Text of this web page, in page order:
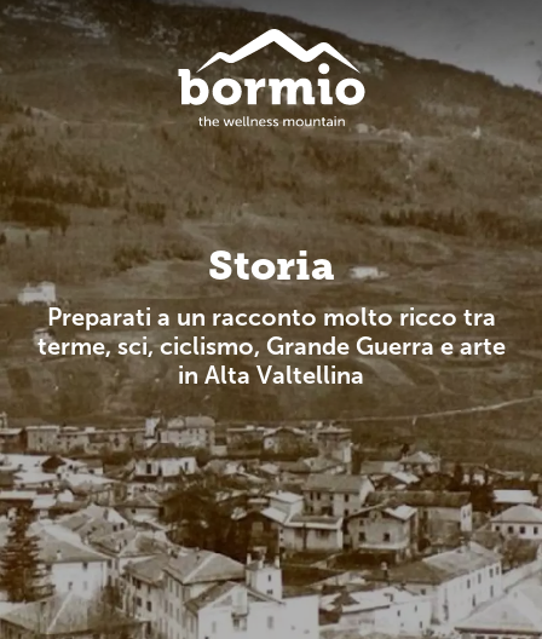
Storia
Preparati a un racconto molto ricco tra
terme, sci, ciclismo, Grande Guerra e arte
in Alta Valtellina